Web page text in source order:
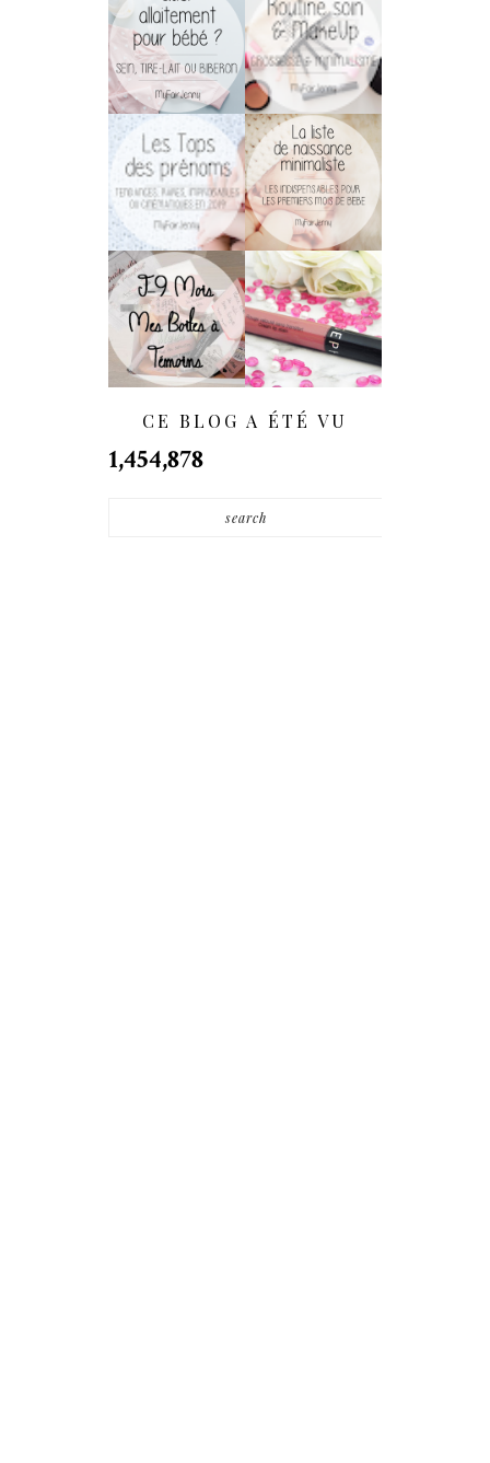
Allaitement :
Biberon, Sein Ou
Tire-Lait ?
Soins & MakeUp
De Grossesse
Pour Les
Minimalistes !
[Maternité] Le
Cruel Choix Du
Prénom !
[Maternité] La
Liste De Naissance
Minimaliste
[WEDDING] J-9
Mois | DIY : Nos
Boîtes À Témoins
- (BestMan Box)
Rouge Velouté
Sans Transfert De
Sephora : LA
Surprise !
CE BLOG A ÉTÉ VU
1,454,878